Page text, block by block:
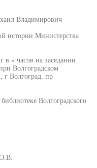
Владимирович
истории Министерства
« часов на заседании
Волгоградском
г Волгоград, пр
Волгоградского